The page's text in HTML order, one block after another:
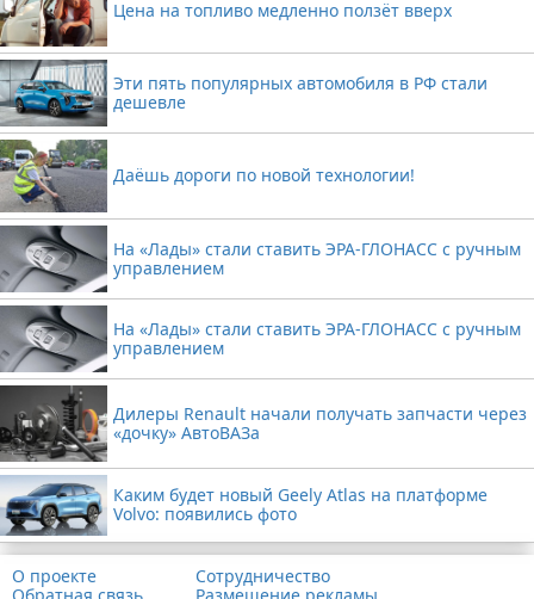
Цена на топливо медленно ползёт вверх
Эти пять популярных автомобиля в РФ стали
дешевле
Даёшь дороги по новой технологии!
На «Лады» стали ставить ЭРА-ГЛОНАСС с ручным
управлением
На «Лады» стали ставить ЭРА-ГЛОНАСС с ручным
управлением
Дилеры Renault начали получать запчасти через
«дочку» АвтоВАЗа
Каким будет новый Geely Atlas на платформе
Volvo: появились фото
О проекте
Обратная связь
Сотрудничество
Размещение рекламы